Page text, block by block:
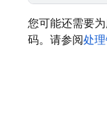
您可能还需要
码。请参阅处